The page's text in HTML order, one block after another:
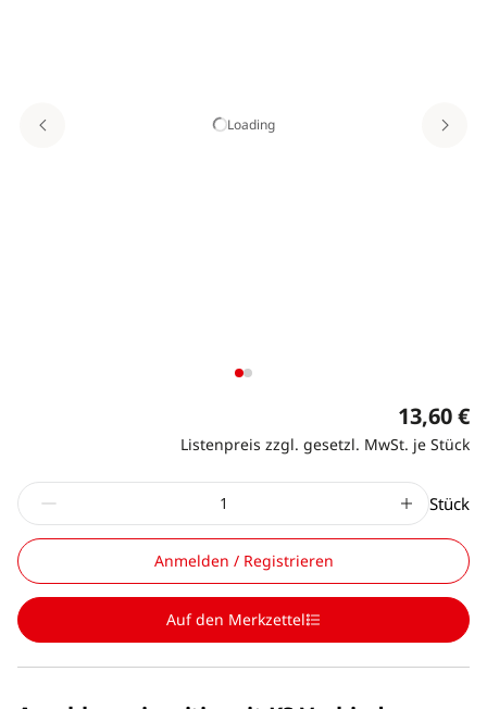
Loading
13,60 €
Listenpreis zzgl. gesetzl. MwSt. je Stück
Stück
Anmelden / Registrieren
Auf den Merkzettel